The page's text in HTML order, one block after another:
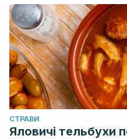
happiness in a large
over 20 years in the
(Online). https://doi.org/
CТРАВИ
Яловичі тельбухи